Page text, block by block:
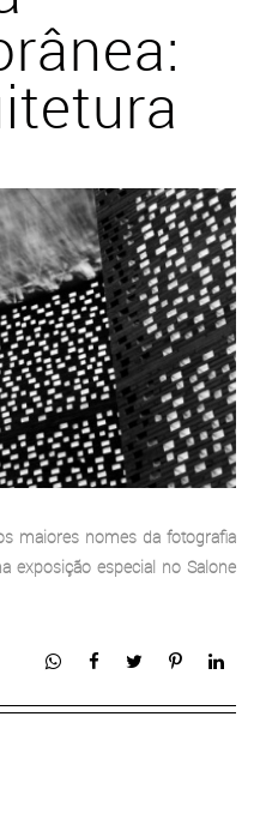
maiores nomes da fotografia
exposição especial no Salone